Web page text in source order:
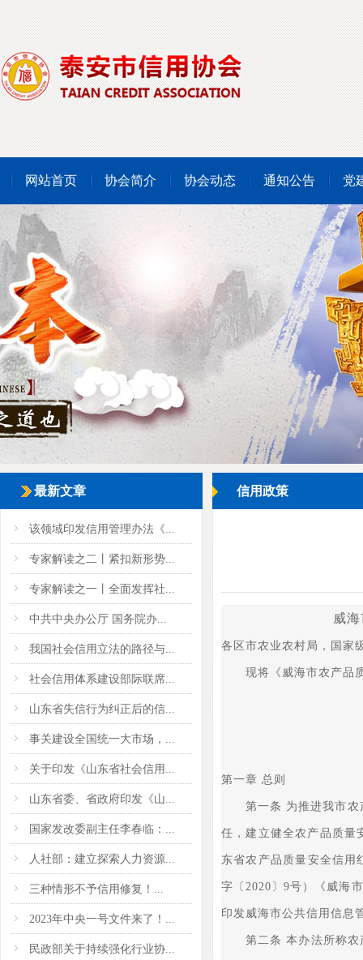
网站首页 协会简介 协会动态 通知公告 党
最新文章
该领域印发信用管理办法《...
专家解读之二丨紧扣新形势...
专家解读之一丨全面发挥社...
中共中央办公厅 国务院办...
我国社会信用立法的路径与...
社会信用体系建设部际联席...
山东省失信行为纠正后的信...
事关建设全国统一大市场，...
关于印发《山东省社会信用...
山东省委、省政府印发《山...
国家发改委副主任李春临：...
人社部：建立探索人力资源...
三种情形不予信用修复！...
2023年中央一号文件来了！...
民政部关于持续强化行业协...
信用政策
威
各区市农业农村局，国家
现将《威海市农产品质
第一章 总则
第一条 为推进我市农产
任，建立健全农产品质量
东省农产品质量安全信用
字〔2020〕9号）《威海
印发威海市公共信用信息
第二条 本办法所称农产